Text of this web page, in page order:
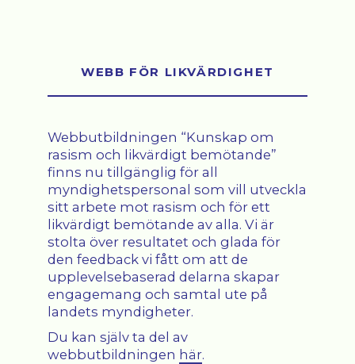
WEBB FÖR LIKVÄRDIGHET
Webbutbildningen “Kunskap om
rasism och likvärdigt bemötande”
finns nu tillgänglig för all
myndighetspersonal som vill utveckla
sitt arbete mot rasism och för ett
likvärdigt bemötande av alla. Vi är
stolta över resultatet och glada för
den feedback vi fått om att de
upplevelsebaserad delarna skapar
engagemang och samtal ute på
landets myndigheter.
Du kan själv ta del av
webbutbildningen här.